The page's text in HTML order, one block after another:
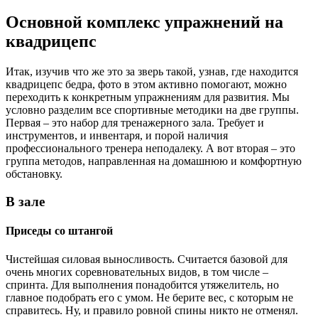
Основной комплекс упражнений на
квадрицепс
Итак, изучив что же это за зверь такой, узнав, где находится
квадрицепс бедра, фото в этом активно помогают, можно
переходить к конкретным упражнениям для развития. Мы
условно разделим все спортивные методики на две группы.
Первая – это набор для тренажерного зала. Требует и
инструментов, и инвентаря, и порой наличия
профессионального тренера неподалеку. А вот вторая – это
группа методов, направленная на домашнюю и комфортную
обстановку.
В зале
Приседы со штангой
Чистейшая силовая выносливость. Считается базовой для
очень многих соревновательных видов, в том числе –
спринта. Для выполнения понадобится утяжелитель, но
главное подобрать его с умом. Не берите вес, с которым не
справитесь. Ну, и правило ровной спины никто не отменял.